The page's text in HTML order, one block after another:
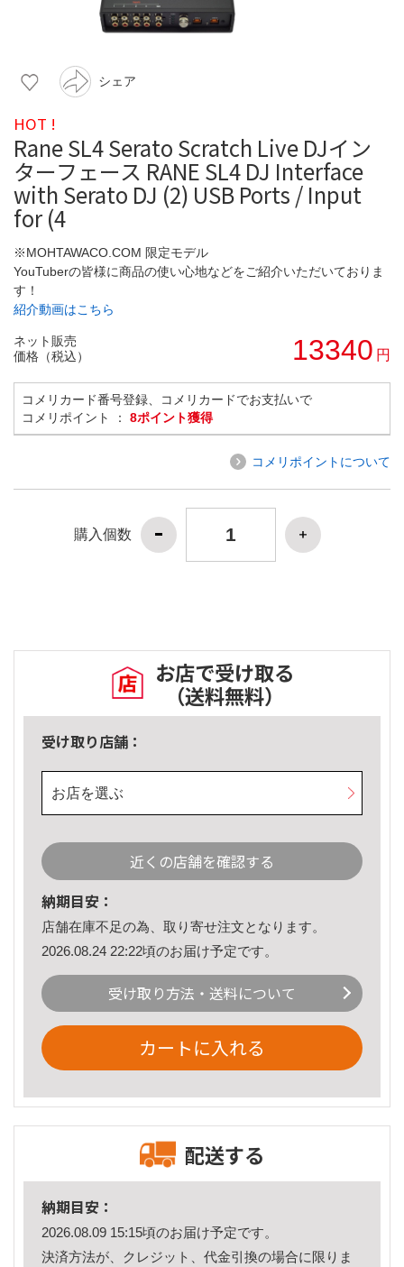
シェア
HOT !
Rane SL4 Serato Scratch Live DJイン
ターフェース RANE SL4 DJ Interface
with Serato DJ (2) USB Ports / Input
for (4
※MOHTAWACO.COM 限定モデル
YouTuberの皆様に商品の使い心地などをご紹介いただいておりま
す！
紹介動画はこちら
ネット販売
価格（税込）
13340 円
コメリカード番号登録、コメリカードでお支払いで
コメリポイント ： 8ポイント獲得
コメリポイントについて
購入個数
お店で受け取る
（送料無料）
受け取り店舗：
お店を選ぶ
近くの店舗を確認する
納期目安：
店舗在庫不足の為、取り寄せ注文となります。
2026.08.24 22:22頃のお届け予定です。
受け取り方法・送料について
カートに入れる
配送する
納期目安：
2026.08.09 15:15頃のお届け予定です。
決済方法が、クレジット、代金引換の場合に限りま